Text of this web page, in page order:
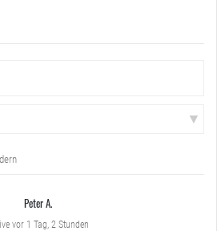
Peter A.
vor 1 Tag, 2 Stunden